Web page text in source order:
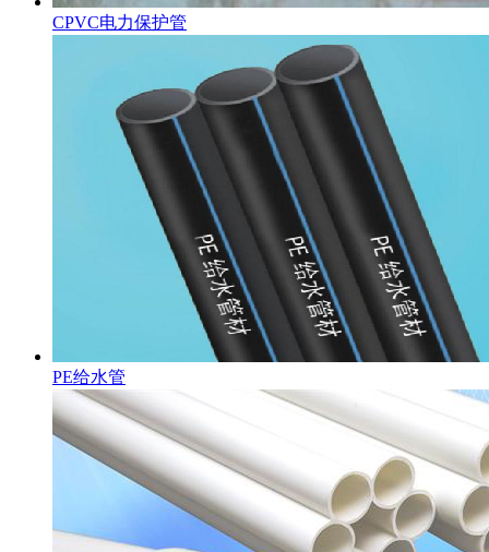
CPVC电力保护管
PE给水管